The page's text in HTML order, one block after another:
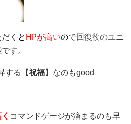
く と HPが高いので回復役のユニ
す。
する【祝福】なのもgood！
コマンドゲージが溜まるのも早